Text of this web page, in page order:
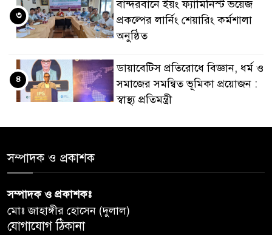
বান্দরবানে ইয়ং ফ্যামিনিস্ট ভয়েজ
প্রকল্পের লার্নিং শেয়ারিং কর্মশালা
অনুষ্ঠিত
৩
ডায়াবেটিস প্রতিরোধে বিজ্ঞান, ধর্ম ও
সমাজের সমন্বিত ভূমিকা প্রয়োজন :
স্বাস্থ্য প্রতিমন্ত্রী
৪
তদন্ত শেষ পর্যায়ে, দ্রুত চার্জশিট
৬
সম্পাদক ও প্রকাশক
সম্পাদক ও প্রকাশকঃ
মোঃ জাহাঙ্গীর হোসেন (দুলাল)
যোগাযোগ ঠিকানা